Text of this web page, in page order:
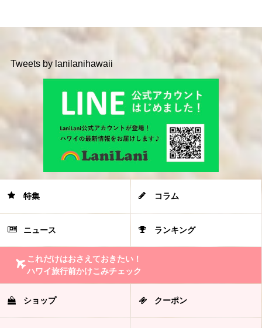
Tweets by lanilanihawaii
特集 コラム
ニュース ランキング
これだけはおさえておきたい！
ハワイ旅行前かけこみチェック
ショップ クーポン